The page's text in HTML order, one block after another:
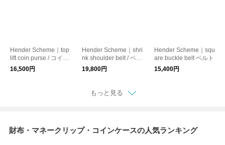
Hender Scheme｜top
lift coin purse / コイン
ケース / 財布
16,500円
Hender Scheme｜shri
nk shoulder belt / ベル
ト
19,800円
Hender Scheme｜squ
are buckle belt ベルト
15,400円
もっと見る
財布・マネークリップ・コインケースの人気ランキング